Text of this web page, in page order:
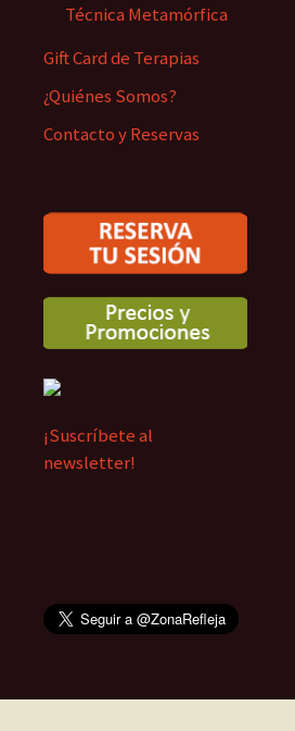
Técnica Metamórfica
Gift Card de Terapias
¿Quiénes Somos?
Contacto y Reservas
¡Suscríbete al
newsletter!